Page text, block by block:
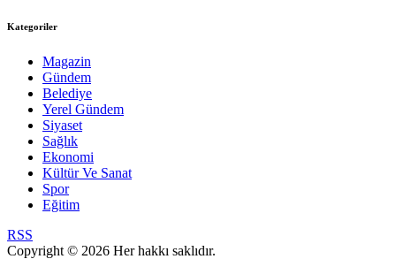
Kategoriler
Magazin
Gündem
Belediye
Yerel Gündem
Siyaset
Sağlık
Ekonomi
Kültür Ve Sanat
Spor
Eğitim
RSS
Copyright © 2026 Her hakkı saklıdır.